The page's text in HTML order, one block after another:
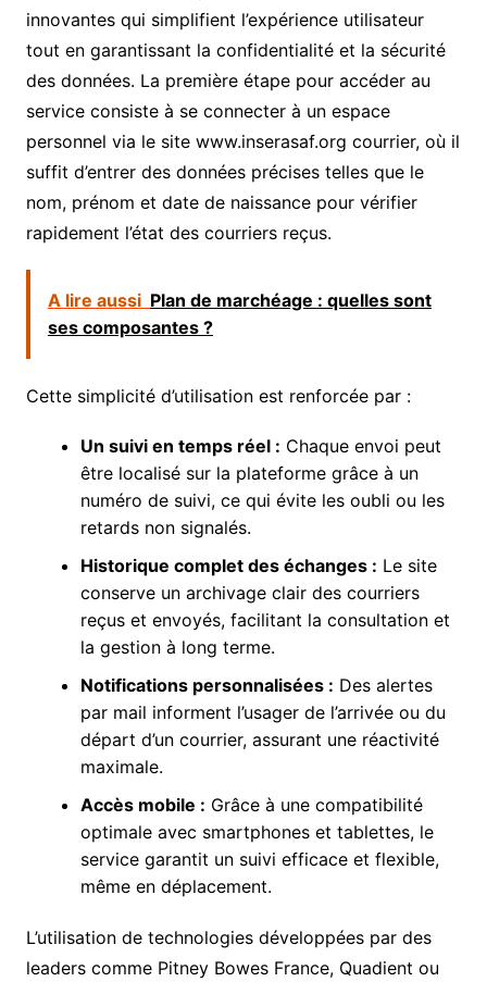
innovantes qui simplifient l’expérience utilisateur
tout en garantissant la confidentialité et la sécurité
des données. La première étape pour accéder au
service consiste à se connecter à un espace
personnel via le site www.inserasaf.org courrier, où il
suffit d’entrer des données précises telles que le
nom, prénom et date de naissance pour vérifier
rapidement l’état des courriers reçus.
A lire aussi Plan de marchéage : quelles sont
ses composantes ?
Cette simplicité d’utilisation est renforcée par :
Un suivi en temps réel : Chaque envoi peut
être localisé sur la plateforme grâce à un
numéro de suivi, ce qui évite les oubli ou les
retards non signalés.
Historique complet des échanges : Le site
conserve un archivage clair des courriers
reçus et envoyés, facilitant la consultation et
la gestion à long terme.
Notifications personnalisées : Des alertes
par mail informent l’usager de l’arrivée ou du
départ d’un courrier, assurant une réactivité
maximale.
Accès mobile : Grâce à une compatibilité
optimale avec smartphones et tablettes, le
service garantit un suivi efficace et flexible,
même en déplacement.
L’utilisation de technologies développées par des
leaders comme Pitney Bowes France, Quadient ou